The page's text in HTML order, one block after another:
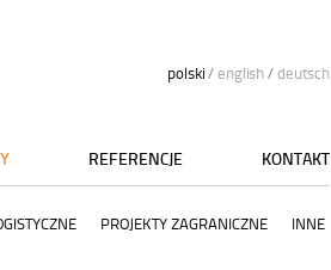
PROJEKTY ZAGRANICZNE INNE
REFERENCJE KONTAKT
polski/english/deutsch